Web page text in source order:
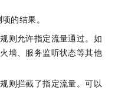
的结果。
则允许指定流量通过。如
墙、服务监听状态等其他
则拦截了指定流量。可以